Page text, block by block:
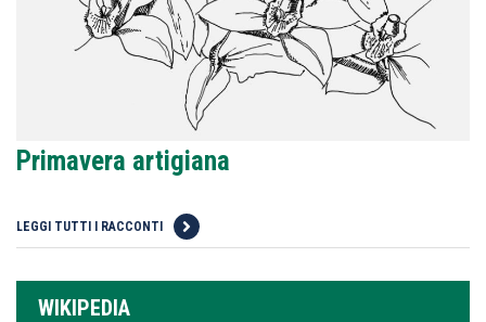
Primavera artigiana
LEGGI TUTTI I RACCONTI
WIKIPEDIA